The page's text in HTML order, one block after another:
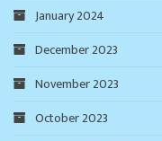
January 2024
December 2023
November 2023
October 2023